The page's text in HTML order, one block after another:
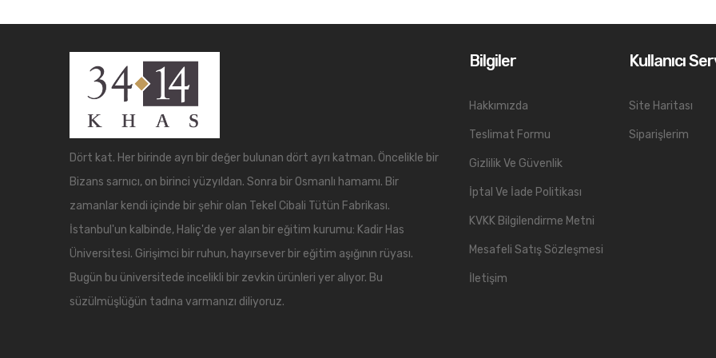
Dört kat. Her birinde ayrı bir değer bulunan dört ayrı katman. Öncelikle bir
Bizans sarnıcı, on birinci yüzyıldan. Sonra bir Osmanlı hamamı. Bir
zamanlar kendi içinde bir şehir olan Tekel Cibali Tütün Fabrikası.
İstanbul'un kalbinde, Haliç'de yer alan bir eğitim kurumu: Kadir Has
Üniversitesi. Girişimci bir ruhun, hayırsever bir eğitim aşığının rüyası.
Bugün bu üniversitede incelikli bir zevkin ürünleri yer alıyor. Bu
süzülmüşlüğün tadına varmanızı diliyoruz.
Bilgiler
Hakkımızda
Teslimat Formu
Gizlilik Ve Güvenlik
İptal Ve İade Politikası
KVKK Bilgilendirme Metni
Mesafeli Satış Sözleşmesi
İletişim
Kullanıcı
Site Haritası
Siparişlerim